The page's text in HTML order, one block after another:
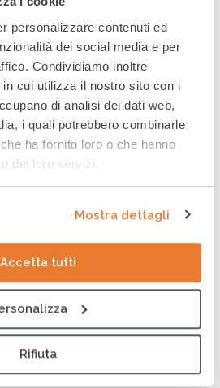
personalizzare contenuti ed
dei social media e per
Condividiamo inoltre
cui utilizza il nostro sito con i
di analisi dei dati web,
i quali potrebbero combinarle
ha fornito loro o che hanno
dei loro servizi.
Mostra dettagli
Accetta tutti
Rifiuta
dall’emergenza
28 LUGLIO 2026
Venezuela, un mese dopo:
l’emergenza non si ferma
quando la terra smette di
tremare
COMPASS: il ruolo della rete
Terzo Settore